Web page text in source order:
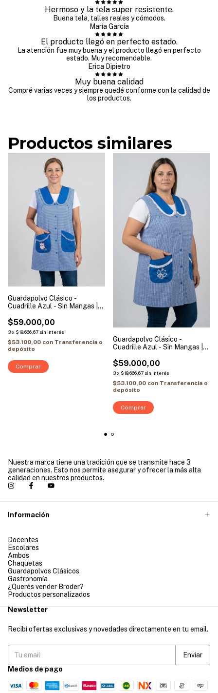
Hermoso y la tela super resistente.
Buena tela, talles reales y cómodos.
María García
El producto llegó en perfecto estado.
La atención fue muy buena y el producto llegó en perfecto
estado. Muy recomendable.
Erica Dipietro
Muy buena calidad
Compré varias veces y siempre quedé conforme con la calidad de
los productos.
Productos similares
Guardapolvo Clásico -
Cuadrille Azul - Sin Mangas |
$59.000,00
3x $19.666,67 sin interés
$53.100,00 con Transferencia o
depósito
Comprar
Guardapolvo Clásico -
Cuadrille Azul - Sin Mangas |
$59.000,00
3x $19.666,67 sin interés
$53.100,00 con Transferencia o
depósito
Comprar
Nuestra marca tiene una tradición que se transmite hace 3
generaciones. Esto nos permite asegurar y ofrecer la más alta
calidad en nuestros productos.
Información
Docentes
Escolares
Ambos
Chaquetas
Guardapolvos Clásicos
Gastronomía
¿Querés vender Broder?
Productos personalizados
Newsletter
Recibí ofertas exclusivas y novedades directamente en tu email.
Medios de pago